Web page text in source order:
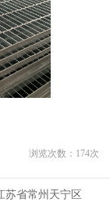
浏览次数： 174次
苏省常州天宁区